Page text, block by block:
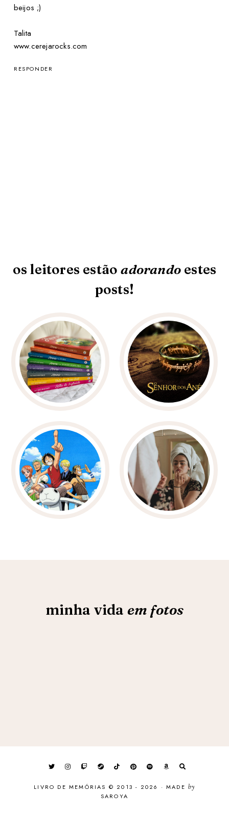
beijos ;)
Talita
www.cerejarocks.com
RESPONDER
os leitores estãoadorando estes
posts!
minha vida em fotos
LIVRO DE MEMÓRIAS © 2013 - 2026 · MADEby
SAROYA